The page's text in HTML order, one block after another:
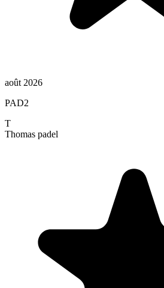
août 2026
PAD2
T
Thomas padel